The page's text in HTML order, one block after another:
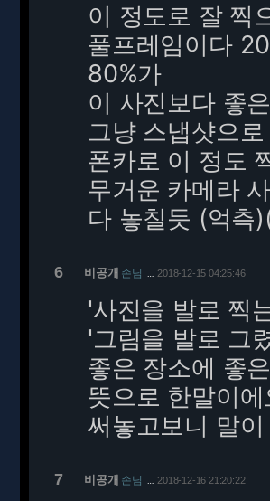
이 정도로 잘 찍
풀프레임이다
80%가
이 사진보다 좋
그냥 스냅샷으
폰카로 이 정도
무거운 카메라
다 놓칠듯 (억측
6 비공개 손님 2018-12-15 04:25:46
'사진을 발로 찍
'그림을 발로 그
좋은 장소에 좋
뜻으로 한말이에
써놓고보니 말
7 비공개 손님 2018-12-16 21:20:22